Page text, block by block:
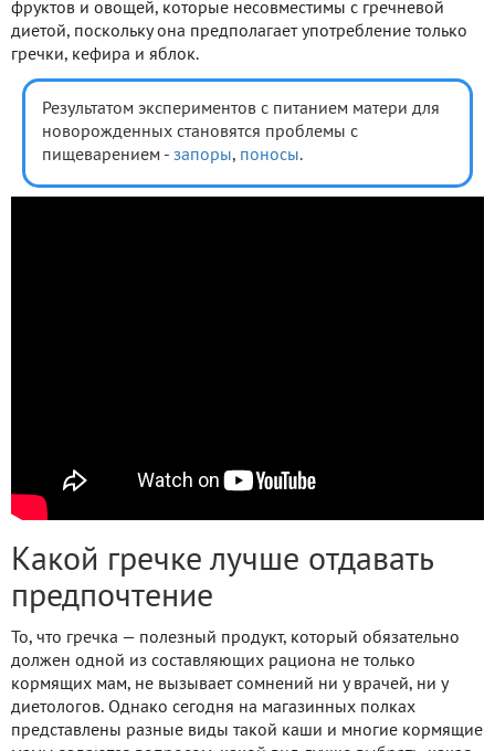
фруктов и овощей, которые несовместимы с гречневой
диетой, поскольку она предполагает употребление только
гречки, кефира и яблок.
Результатом экспериментов с питанием матери для
новорожденных становятся проблемы с
пищеварением - запоры, поносы.
Какой гречке лучше отдавать
предпочтение
То, что гречка — полезный продукт, который обязательно
должен одной из составляющих рациона не только
кормящих мам, не вызывает сомнений ни у врачей, ни у
диетологов. Однако сегодня на магазинных полках
представлены разные виды такой каши и многие кормящие